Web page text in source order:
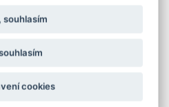
naleznete
souhlasím
cookies